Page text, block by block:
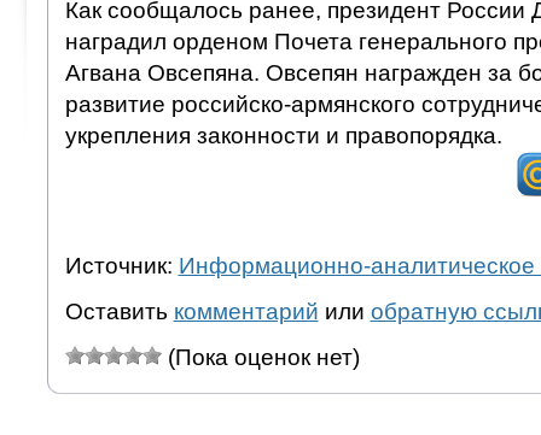
Как сообщалось ранее, президент
наградил орденом Почета генерального
Агвана Овсепяна. Овсепян награжден за
развитие российско-армянского
укрепления законности и правопорядка.
Источник: Информационно-аналитическое
Оставить комментарий или обратную
(Пока оценок нет)